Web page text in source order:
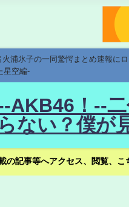
浦氷子の一同驚愕まとめ速報に
星空編-
AKB46！--
ない？僕が
の記事等へアクセス、閲覧、